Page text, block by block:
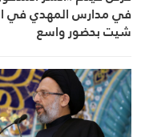
في مدارس المهدي في
شيت بحضور واسع